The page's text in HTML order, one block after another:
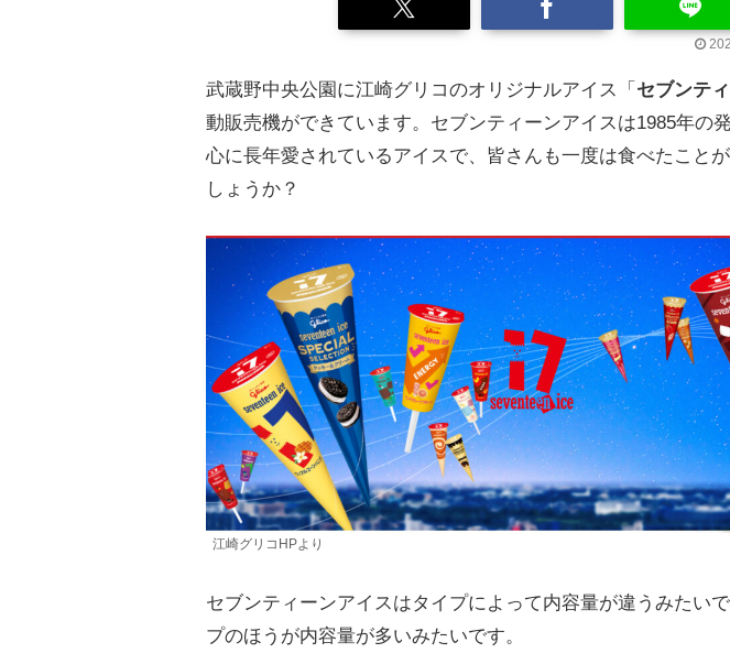
武蔵野中央公園に江崎グリコのオリジナルアイス「 セブンテ
動販売機ができています。セブンティーンアイスは1985年の
心に長年愛されているアイスで、皆さんも一度は食べたこと
しょうか？
江崎グリコHPより
セブンティーンアイスはタイプによって内容量が違うみたい
プのほうが内容量が多いみたいです。